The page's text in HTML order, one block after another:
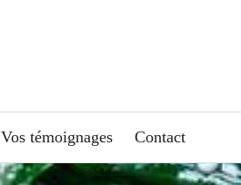
Vos témoignages Contact